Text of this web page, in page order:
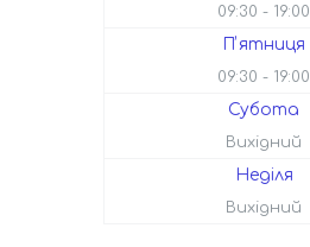
09:30 19:00
Пʼятниця
09:30 19:00
Субота
Вихідний
Неділя
Вихідний